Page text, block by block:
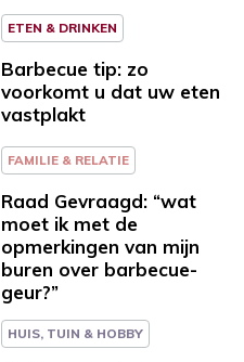
ETEN & DRINKEN
Barbecue tip: zo
voorkomt u dat uw eten
vastplakt
FAMILIE & RELATIE
Raad Gevraagd: “wat
moet ik met de
opmerkingen van mijn
buren over barbecue-
geur?”
HUIS, TUIN & HOBBY